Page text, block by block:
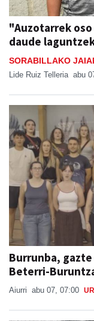
"Auzotarrek
daude
SORABILLAKO
Lide Ruiz Telleria abu
Burrunba,
Beterri-
Aiurri abu 07, 07:00